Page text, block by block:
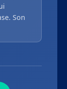
Son